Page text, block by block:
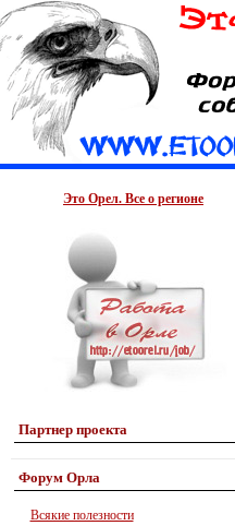
Это Орел. Все о регионе
Партнер проекта
Форум Орла
Всякие полезности